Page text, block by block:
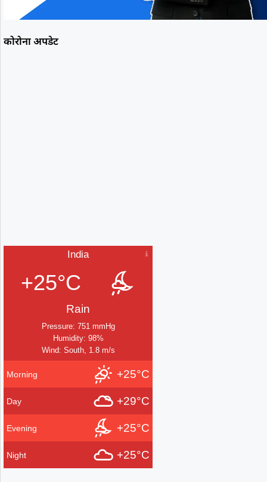
कोरोना अपडेट
India
+25°C
Rain
Pressure: 751 mmHg
Humidity: 98%
Wind: South, 1.8 m/s
Morning +25°C
Day +29°C
Evening +25°C
Night +25°C